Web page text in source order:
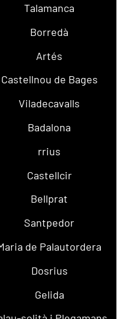
Talamanca
Borredà
Artés
Castellnou de Bages
Viladecavalls
Badalona
rrius
Castellcir
Bellprat
Santpedor
de Palautordera
Dosrius
Gelida